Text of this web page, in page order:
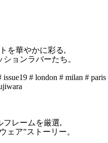
を華やかに彩る,
ョンラバーたち。
issue19 # london # milan # paris
フレームを厳選,
ェア”ストーリー。